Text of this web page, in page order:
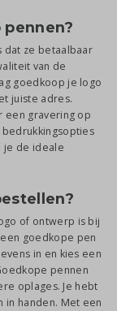
dat ze betaalbaar
van de
goedkoop je logo
juiste adres.
een gravering op
je de ideale
of ontwerp is bij
goedkope pen
in en kies een
pennen
oplages. Je hebt
handen. Met een